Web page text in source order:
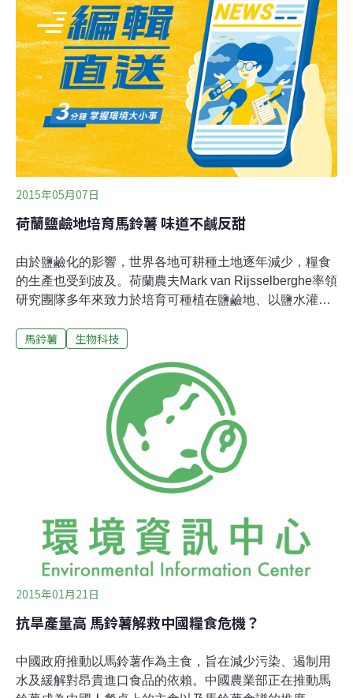
2015年05月07日
荷蘭鹽鹼地培育馬鈴薯 味道不鹹反甜
由於鹽鹼化的影響，世界各地可耕種土地逐年減少，糧食
的生產也受到波及。荷蘭農夫Mark van Rijsselberghe率領
研究團隊多年來致力於培育可種植在鹽鹼地、以鹽水灌溉
且吃起來並不鹹，將來或可協助改善糧食不足的問題。除
草莓和洋蔥等農作物。他們用適當的方法灌溉，以便量測
土壤的鹽度，而雨水的影響也會考量。馬鈴薯是全球第4
大普及的農作物，種類有超過5千種，有些千百年前還適
應海邊的含鹽環境，但隨著人類的遷徙而移往內陸生長，
這樣馬鈴薯可能還具有適應含鹽環境的必要基因。
馬鈴薯 生物科技
2015年01月21日
抗旱產量高 馬鈴薯解救中國糧食危機？
中國政府推動以馬鈴薯作為主食，旨在減少污染、遏制用
水及緩解對昂貴進口食品的依賴。中國農業部正在推動馬